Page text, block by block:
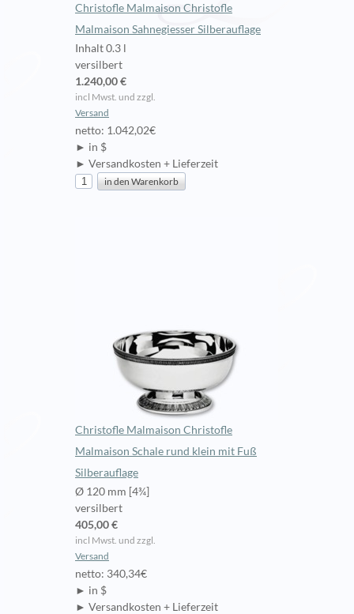
Christofle Malmaison Christofle
Malmaison Sahnegiesser Silberauflage
Inhalt 0.3 l
versilbert
1.240,00 €
incl Mwst. und zzgl.
Versand
netto: 1.042,02€
► in $
► Versandkosten + Lieferzeit
Christofle Malmaison Christofle
Malmaison Schale rund klein mit Fuß
Silberauflage
Ø 120 mm [4¾]
versilbert
405,00 €
incl Mwst. und zzgl.
Versand
netto: 340,34€
► in $
► Versandkosten + Lieferzeit